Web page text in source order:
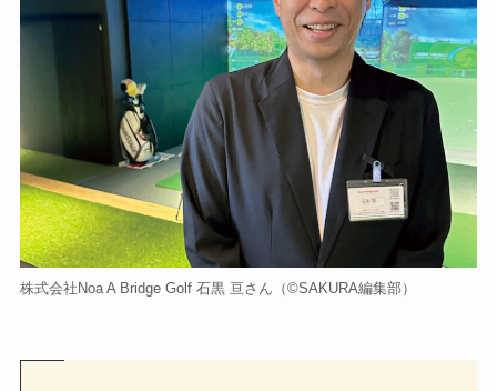
株式会社Noa A Bridge Golf 石黒 亘さん（©️SAKURA編集部）